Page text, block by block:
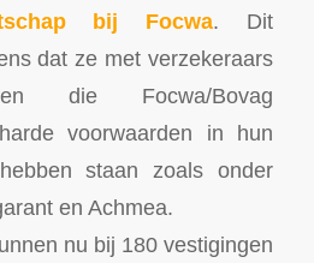
bij Focwa. Dit
dat ze met verzekeraars
die Focwa/Bovag
voorwaarden in hun
staan zoals onder
en Achmea.
nu bij 180 vestigingen